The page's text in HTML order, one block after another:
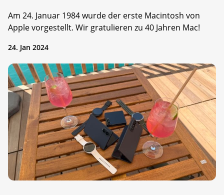
Am 24. Januar 1984 wurde der erste Macintosh von
Apple vorgestellt. Wir gratulieren zu 40 Jahren Mac!
24. Jan 2024